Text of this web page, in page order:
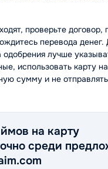
проверьте договор,
перевода денег.
лучше
использовать карту
сумму и не
на карту
среди